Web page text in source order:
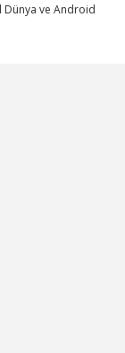
ve Android